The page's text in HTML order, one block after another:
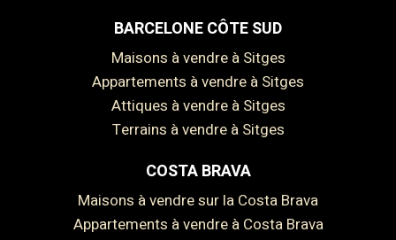
BARCELONE CÔTE SUD
Maisons à vendre à Sitges
Appartements à vendre à Sitges
Attiques à vendre à Sitges
Terrains à vendre à Sitges
COSTA BRAVA
Maisons à vendre sur la Costa Brava
Appartements à vendre à Costa Brava